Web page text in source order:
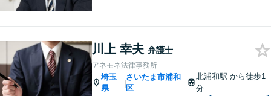
【刑事事件】スピーディーな
接見を重視！少年事件は子ど
もたちの将来を見据えてサポ
ート。
川上 幸夫 弁護士
アネモネ法律事務所
埼玉
県
|
さいたま市浦和
区
北浦和駅から徒歩1
分